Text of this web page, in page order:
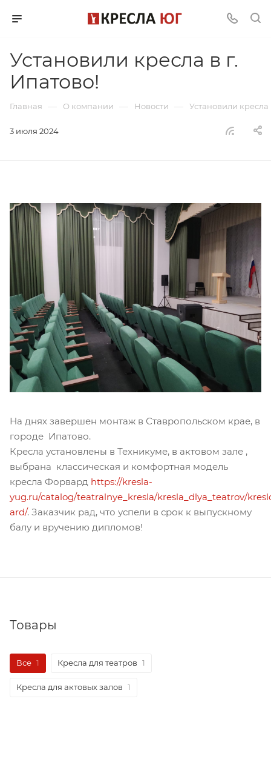
Установили кресла в г.
Ипатово!
Главная — О компании — Новости — Установили кресла
3 июля 2024
На днях завершен монтаж в Ставропольском крае, в
городе Ипатово.
Кресла установлены в Техникуме, в актовом зале ,
выбрана классическая и комфортная модель
кресла Форвард https://kresla-
yug.ru/catalog/teatralnye_kresla/kresla_dlya_teatrov/
ard/. Заказчик рад, что успели в срок к выпускному
балу и вручению дипломов!
Товары
Все 1 Кресла для театров 1
Кресла для актовых залов 1